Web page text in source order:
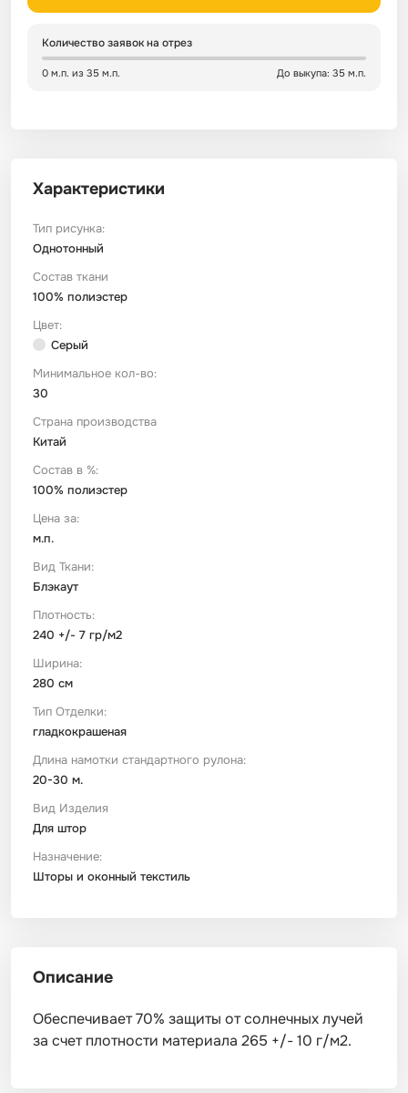
Количество заявок на отрез
0 м.п. из 35 м.п. До выкупа: 35 м.п.
Характеристики
Тип рисунка:
Однотонный
Состав ткани
100% полиэстер
Цвет:
Серый
Минимальное кол-во:
30
Страна производства
Китай
Состав в %:
100% полиэстер
Цена за:
м.п.
Вид Ткани:
Блэкаут
Плотность:
240 +/- 7 гр/м2
Ширина:
280 см
Тип Отделки:
гладкокрашеная
Длина намотки стандартного рулона:
20-30 м.
Вид Изделия
Для штор
Назначение:
Шторы и оконный текстиль
Описание
Обеспечивает 70% защиты от солнечных лучей
за счет плотности материала 265 +/- 10 г/м2.
Сатин
Сатин Страйп
Сатин Твил
Сетка
Ситец
ТиСи Твил
Трикотаж
Тюль
Фланель
Штапель
Зеленый
Детский
Город / архитектура
Морская тема
Космос
Техника / транспорт